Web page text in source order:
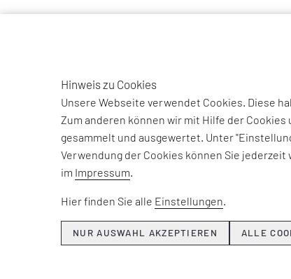
EFESO Management Consultants Kompetenzen
Während Lean-,OPEX- und
Hinweis zu Cookies
Unsere Webseite verwendet Cookies. Diese
Zum anderen können wir mit Hilfe der
gesammelt und ausgewertet. Unter
Verwendung der Cookies können Sie
im Impressum.
Hier finden Sie alle Einstellungen.
NUR AUSWAHL AKZEPTIEREN ALLE